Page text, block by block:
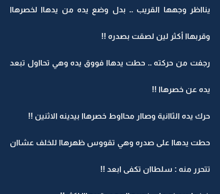
ينااظر وجهها القريب .. بدل وضع يده من يدهاا لخصرهاا
وقربهاا أكثر لين لصقت بصدره !!
رجفت من حركته .. حطت يدهاا فووق يده وهي تحااول تبعد
يده عن خصرهاا !!
حرك يده الثاانية وصاار محااوط خصرهاا بيدينه الاثنين !!
حطت يدهاا على صدره وهي تقووس ظهرهاا للخلف عشاان
تتحرر منه : سلطاان تكفى ابعد !!